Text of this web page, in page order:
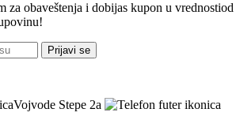
za obaveštenja i dobijas kupon u vrednostiod
Prijavi se
Vojvode Stepe 2a